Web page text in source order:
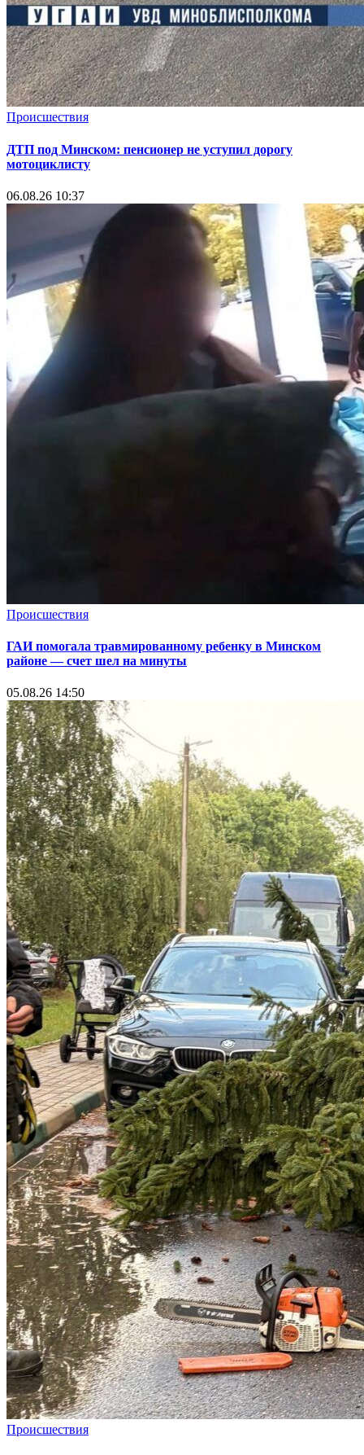
Происшествия
ДТП под Минском: пенсионер не уступил дорогу
мотоциклисту
06.08.26 10:37
Происшествия
ГАИ помогала травмированному ребенку в Минском
районе — счет шел на минуты
05.08.26 14:50
Происшествия